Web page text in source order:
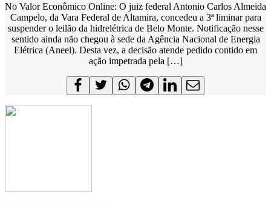
No Valor Econômico Online: O juiz federal Antonio Carlos Almeida
Campelo, da Vara Federal de Altamira, concedeu a 3ª liminar para
suspender o leilão da hidrelétrica de Belo Monte. Notificação nesse
sentido ainda não chegou à sede da Agência Nacional de Energia
Elétrica (Aneel). Desta vez, a decisão atende pedido contido em
ação impetrada pela […]